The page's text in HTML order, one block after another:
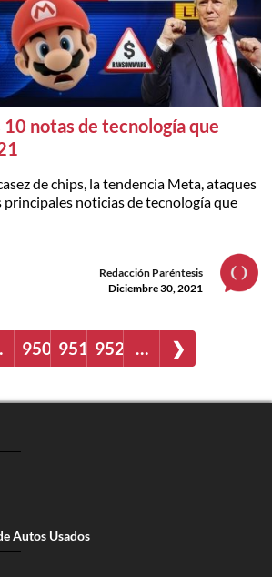
10 notas de tecnología que
de chips, la tendencia Meta, ataques
principales noticias de tecnología que
Redacción Paréntesis
Diciembre 30, 2021
950 951 952 … ❯
Autos Usados